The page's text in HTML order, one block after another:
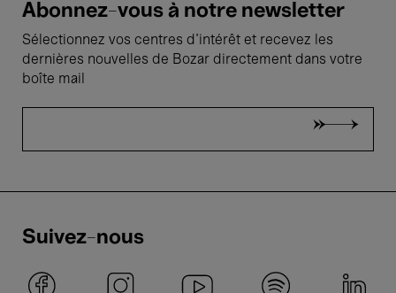
Abonnez-vous à notre newsletter
Sélectionnez vos centres d'intérêt et recevez les
dernières nouvelles de Bozar directement dans votre
boîte mail
Suivez-nous